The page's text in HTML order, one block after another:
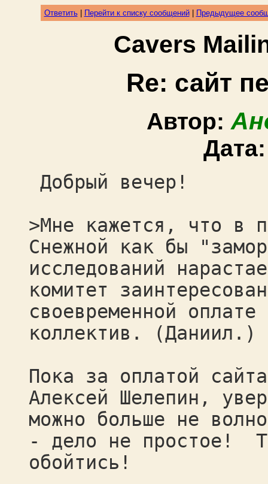
Ответить| Перейти к списку сообщений| Предыдущее
Cavers
Re: сайт
Автор:
Добрый вечер!
>Мне кажется, что в
Снежной как бы
исследований
комитет
своевременной
коллектив. (Даниил.)
Пока за оплатой
Алексей Шелепин,
можно больше не
- дело не простое!
обойтись!